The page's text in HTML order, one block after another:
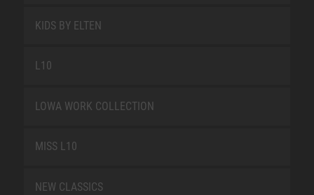
KIDS BY ELTEN
L10
LOWA WORK COLLECTION
MISS L10
NEW CLASSICS